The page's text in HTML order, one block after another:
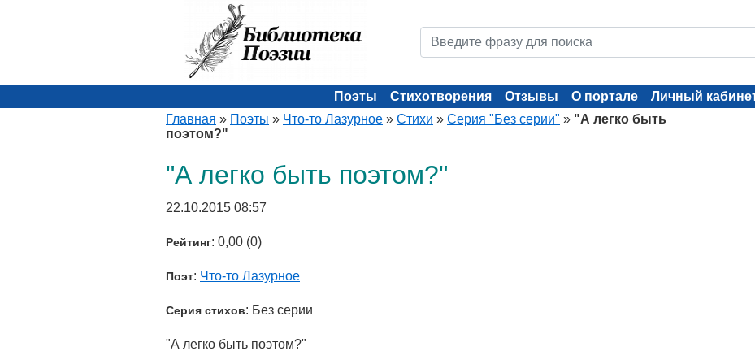
Поэты Стихотворения Отзывы О портале
Личный
Главная » Поэты » Что-то Лазурное » Стихи » Серия "Без серии" » "А легко быть
поэтом?"
"А легко быть поэтом?"
22.10.2015 08:57
Рейтинг: 0,00 (0)
Поэт: Что-то Лазурное
Серия стихов: Без серии
"А легко быть поэтом?"